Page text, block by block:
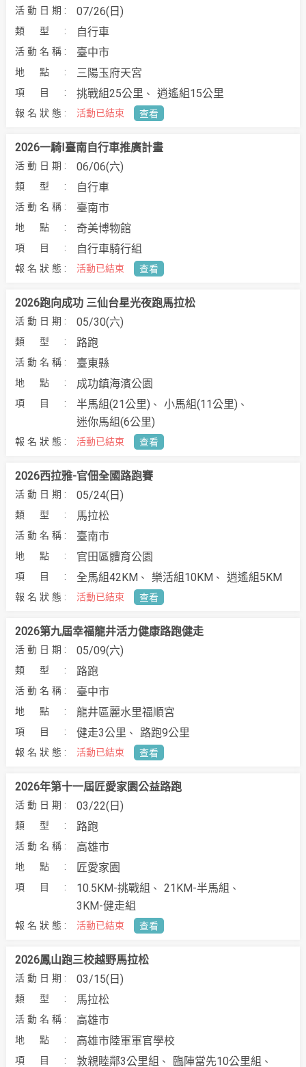
07/26(日)
自行車
臺中市
三陽玉府天宮
挑戰組25公里
逍遙組15公里
活動已結束 查看
06/06(六)
自行車
臺南市
2026一騎I臺南自行車推廣計畫
奇美博物館
自行車騎行組
活動已結束 查看
05/30(六)
路跑
臺東縣
2026跑向成功 三仙台星光夜跑馬拉松
成功鎮海濱公園
半馬組(21公里)
小馬組(11公里)
迷你馬組(6公里)
活動已結束 查看
05/24(日)
馬拉松
臺南市
2026西拉雅-官佃全國路跑賽
官田區體育公園
全馬組42KM
樂活組10KM 逍遙組5KM
活動已結束 查看
05/09(六)
路跑
臺中市
2026第九屆幸福龍井活力健康路跑健走
龍井區麗水里福順宮
健走3公里
路跑9公里
活動已結束 查看
03/22(日)
路跑
高雄市
2026年第十一屆匠愛家園公益路跑
匠愛家園
10.5KM-挑戰組
21KM-半馬組
3KM-健走組
活動已結束 查看
03/15(日)
馬拉松
高雄市
2026鳳山跑三校越野馬拉松
高雄市陸軍軍官學校
敦親睦鄰3公里組
臨陣當先10公里組